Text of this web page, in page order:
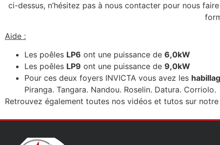
ci-dessus, n’hésitez pas à nous contacter pour nous
Aide :
Les poêles LP6 ont une puissance de 6,0kW
Les poêles LP9 ont une puissance de 9,0kW
Pour ces deux foyers INVICTA vous avez les
Piranga. Tangara. Nandou. Roselin. Datura. Corriolo.
Retrouvez également toutes nos vidéos et tutos sur notre